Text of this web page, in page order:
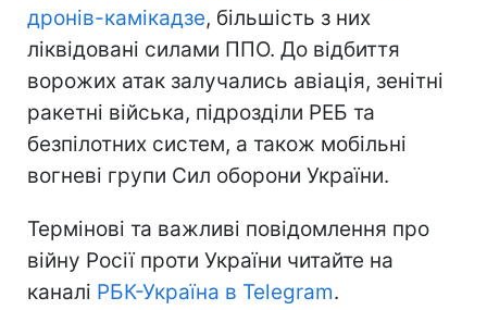
дронів-камікадзе, більшість з них
ліквідовані силами ППО. До відбиття
ворожих атак залучались авіація, зенітні
ракетні війська, підрозділи РЕБ та
безпілотних систем, а також мобільні
вогневі групи Сил оборони України.
Термінові та важливі повідомлення про
війну Росії проти України читайте на
каналі РБК-Україна в Telegram.